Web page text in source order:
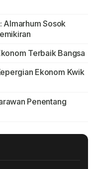
Almarhum Sosok
Terbaik Bangsa
Ekonom Kwik
Penentang